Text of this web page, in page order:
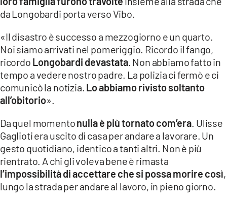
da Longobardi porta verso Vibo.
«Il disastro è successo a mezzogiorno e un quarto.
Noi siamo arrivati nel pomeriggio. Ricordo il fango,
ricordo Longobardi devastata. Non abbiamo fatto in
tempo a vedere nostro padre. La polizia ci fermò e ci
comunicò la notizia. Lo abbiamo rivisto soltanto
all’obitorio».
Da quel momentonulla è più tornato com’era . Ulisse
Gaglioti era uscito di casa per andare a lavorare. Un
gesto quotidiano, identico a tanti altri. Non è più
rientrato. A chi gli voleva bene è rimasta
l’impossibilità di accettare che si possa morire così,
lungo la strada per andare al lavoro, in pieno giorno.